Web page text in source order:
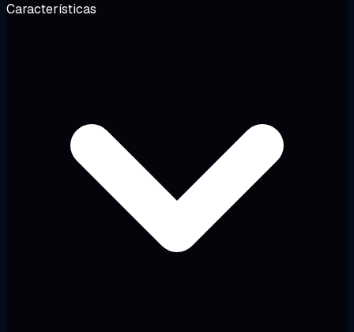
Características